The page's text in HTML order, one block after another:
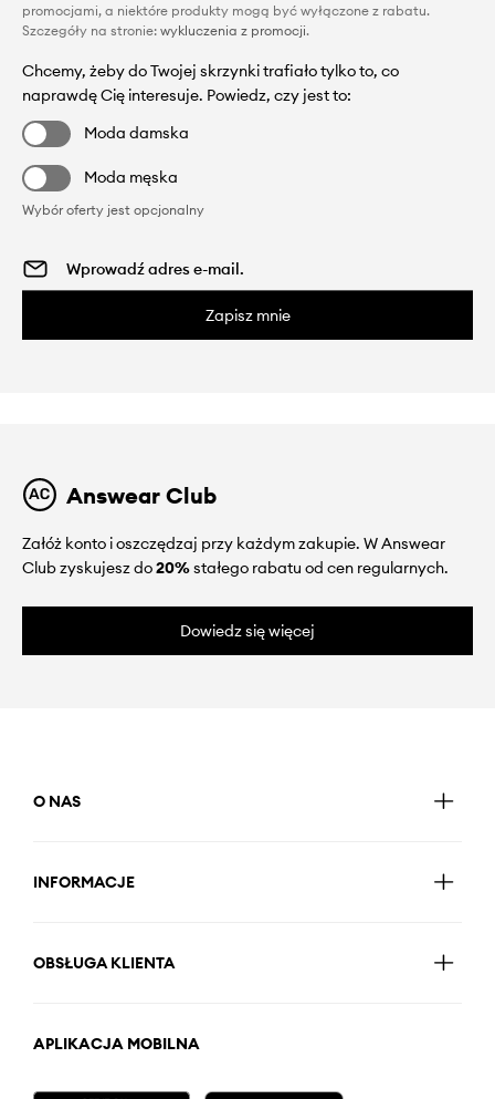
promocjami, a niektóre produkty mogą być wyłączone z rabatu.
Szczegóły na stronie: wykluczenia z promocji.
Chcemy, żeby do Twojej skrzynki trafiało tylko to, co
naprawdę Cię interesuje. Powiedz, czy jest to:
Moda damska
Moda męska
Wybór oferty jest opcjonalny
Zapisz mnie
Answear Club
Załóż konto i oszczędzaj przy każdym zakupie. W Answear
Club zyskujesz do20%stałego rabatu od cen regularnych.
Dowiedz się więcej
O NAS
INFORMACJE
OBSŁUGA KLIENTA
APLIKACJA MOBILNA